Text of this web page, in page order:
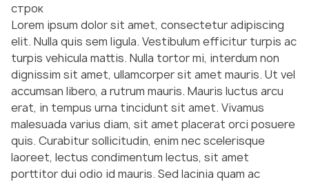
строк
Lorem ipsum dolor sit amet, consectetur adipiscing
elit. Nulla quis sem ligula. Vestibulum efficitur turpis ac
turpis vehicula mattis. Nulla tortor mi, interdum non
dignissim sit amet, ullamcorper sit amet mauris. Ut vel
accumsan libero, a rutrum mauris. Mauris luctus arcu
erat, in tempus urna tincidunt sit amet. Vivamus
malesuada varius diam, sit amet placerat orci posuere
quis. Curabitur sollicitudin, enim nec scelerisque
laoreet, lectus condimentum lectus, sit amet
porttitor dui odio id mauris. Sed lacinia quam ac